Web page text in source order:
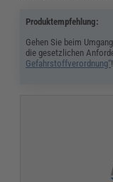
Produktempfehlung:
Gehen Sie beim
die gesetzlichen
Gefahrstoffverordnung“!